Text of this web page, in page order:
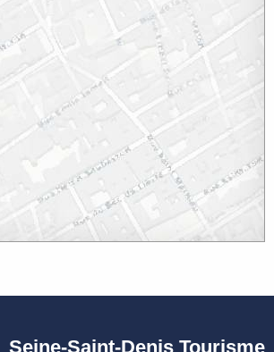
Seine-Saint-Denis Tourisme